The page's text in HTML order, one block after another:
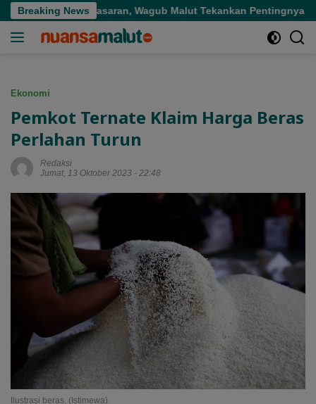
Langsung
ke
Breaking News
Tepat Sasaran, Wagub Malut Tekankan Pentingnya
Ekonomi
Pemkot Ternate Klaim Harga Beras
Perlahan Turun
Redaksi
Jumat, 13 Oktober 2023 - 22:48
Ilustrasi beras. (Istimewa)